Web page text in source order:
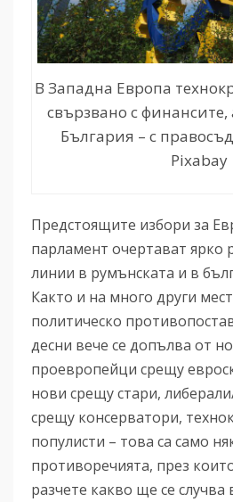
В Западна Европа
свързвано с
България – с
Pixabay
Предстоящите избори за
парламент очертават ярко
линии в румънската и в
Както и на много други
политическо
десни вече се допълва от
проевропейци срещу
нови срещу стари,
срещу консерватори,
популисти – това са само
противоречията, през
разчете какво ще се